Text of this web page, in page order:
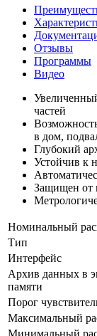
Отзывы
Программы
Видео
частей
в дом,
Глубокий
Устойчив к
Защищен от
Номинальный
Тип
Интерфейс
Архив данных в
памяти
Порог
Максимальный
Минимальный